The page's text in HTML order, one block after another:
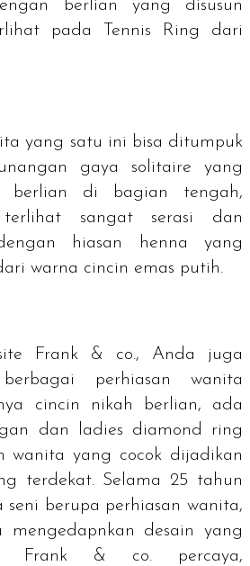
berlian yang disusun
pada Tennis Ring dari
yang satu ini bisa ditumpuk
gaya solitaire yang
berlian di bagian tengah,
sangat serasi dan
hiasan henna yang
warna cincin emas putih.
Frank & co., Anda juga
perhiasan wanita
cincin nikah berlian, ada
dan ladies diamond ring
wanita yang cocok dijadikan
terdekat. Selama 25 tahun
seni berupa perhiasan wanita,
mengedapnkan desain yang
Frank & co. percaya,